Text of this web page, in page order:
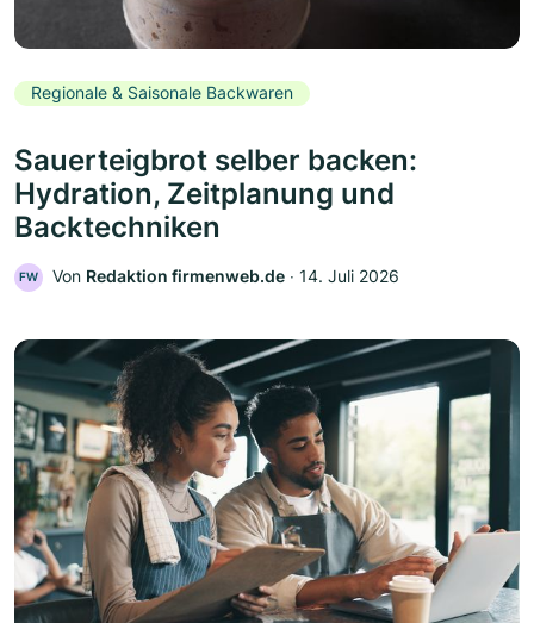
Regionale & Saisonale Backwaren
Sauerteigbrot selber backen:
Hydration, Zeitplanung und
Backtechniken
FW Von Redaktion firmenweb.de ‧ 14. Juli 2026